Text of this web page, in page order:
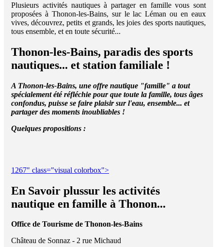
Plusieurs activités nautiques à partager en famille vous sont
proposées à Thonon-les-Bains, sur le lac Léman ou en eaux
vives, découvrez, petits et grands, les joies des sports nautiques,
tous ensemble, et en toute sécurité...
Thonon-les-Bains, paradis des sports
nautiques... et station familiale !
A Thonon-les-Bains, une offre nautique "famille" a tout
spécialement été réfléchie pour que toute la famille, tous âges
confondus, puisse se faire plaisir sur l'eau, ensemble... et
partager des moments inoubliables !
Quelques propositions :
1267" class="visual colorbox">
En Savoir plussur les activités
nautique en famille à Thonon...
Office de Tourisme de Thonon-les-Bains
Château de Sonnaz - 2 rue Michaud